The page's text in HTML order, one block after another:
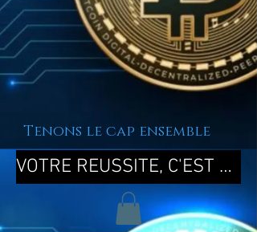
Tenons le cap ensemble
VOTRE REUSSITE, C'EST MA REUSSITE !